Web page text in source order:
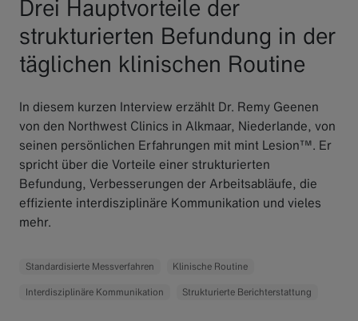
Drei Hauptvorteile der
strukturierten Befundung in der
täglichen klinischen Routine
In diesem kurzen Interview erzählt Dr. Remy Geenen
von den Northwest Clinics in Alkmaar, Niederlande, von
seinen persönlichen Erfahrungen mit mint Lesion™. Er
spricht über die Vorteile einer strukturierten
Befundung, Verbesserungen der Arbeitsabläufe, die
effiziente interdisziplinäre Kommunikation und vieles
mehr.
Standardisierte Messverfahren Klinische Routine
Interdisziplinäre Kommunikation Strukturierte Berichterstattung